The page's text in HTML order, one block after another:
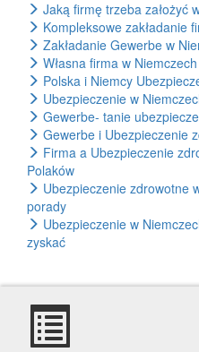
Jaką firmę trzeba założyć
Kompleksowe zakładanie
Zakładanie Gewerbe w
Własna firma w
Polska i Niemcy
Ubezpieczenie w
Gewerbe- tanie
Gewerbe i Ubezpieczenie
Firma a Ubezpieczenie
Polaków
Ubezpieczenie zdrowotne
porady
Ubezpieczenie w
zyskać